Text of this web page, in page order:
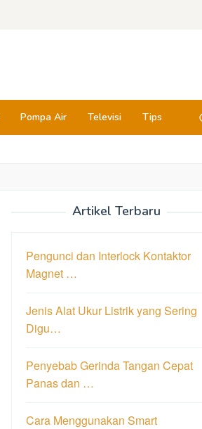
Pompa Air Televisi Tips
Artikel Terbaru
Pengunci dan Interlock Kontaktor
Magnet …
Jenis Alat Ukur Listrik yang Sering
Digu…
Penyebab Gerinda Tangan Cepat
Panas dan …
Cara Menggunakan Smart